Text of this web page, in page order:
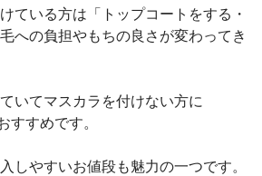
ている方は「トップコートをする・
への負担やもちの良さが変わってき
いてマスカラを付けない方に
すすめです。
しやすいお値段も魅力の一つです。